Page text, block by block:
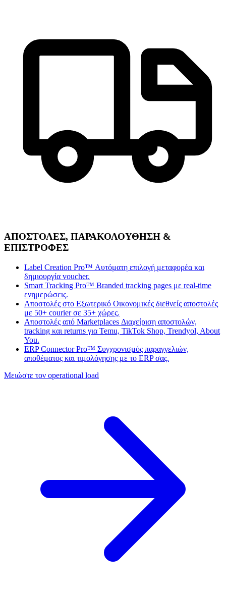
ΑΠΟΣΤΟΛΕΣ, ΠΑΡΑΚΟΛΟΥΘΗΣΗ &
ΕΠΙΣΤΡΟΦΕΣ
Label Creation Pro™ Αυτόματη επιλογή μεταφορέα και
δημιουργία voucher.
Smart Tracking Pro™ Branded tracking pages με real-time
ενημερώσεις.
Αποστολές στο Εξωτερικό Οικονομικές διεθνείς αποστολές
με 50+ courier σε 35+ χώρες.
Αποστολές από Marketplaces Διαχείριση αποστολών,
tracking και returns για Temu, TikTok Shop, Trendyol, About
You.
ERP Connector Pro™ Συγχρονισμός παραγγελιών,
αποθέματος και τιμολόγησης με το ERP σας.
Μειώστε τον operational load